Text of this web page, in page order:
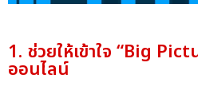
1. ช่วยให้เข้าใจ “Big
ออนไลน์